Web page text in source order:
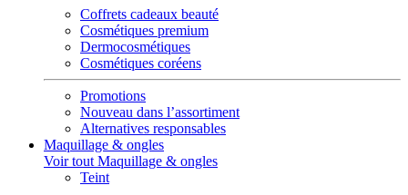
Coffrets cadeaux beauté
Cosmétiques premium
Dermocosmétiques
Cosmétiques coréens
Promotions
Nouveau dans l’assortiment
Alternatives responsables
Maquillage & ongles
Voir tout Maquillage & ongles
Teint